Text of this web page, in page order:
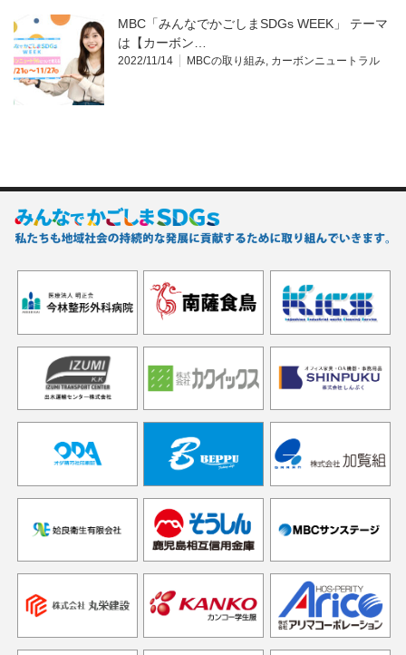
MBC「みんなでかごしまSDGs WEEK」 テーマ
は【カーボン…
2022/11/14 MBCの取り組み カーボンニュートラル